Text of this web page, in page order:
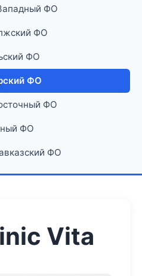
ФО
ФО
ФО
ФО
ФО
ФО
ФО
Vita